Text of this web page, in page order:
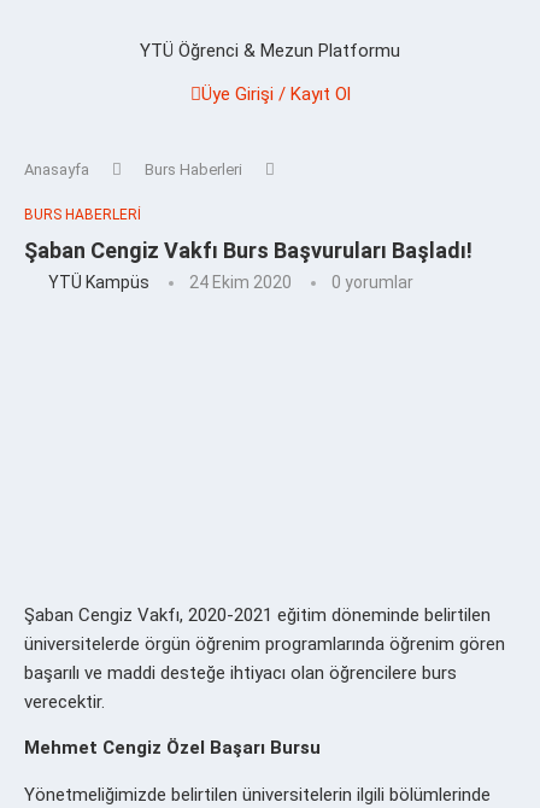
YTÜ Öğrenci & Mezun Platformu
Üye Girişi / Kayıt Ol
Anasayfa Burs Haberleri
BURS HABERLERI
Şaban Cengiz Vakfı Burs Başvuruları Başladı!
YTÜ Kampüs 24 Ekim 2020 0 yorumlar
Şaban Cengiz Vakfı, 2020-2021 eğitim döneminde belirtilen
üniversitelerde örgün öğrenim programlarında öğrenim gören
başarılı ve maddi desteğe ihtiyacı olan öğrencilere burs
verecektir.
Mehmet Cengiz Özel Başarı Bursu
Yönetmeliğimizde belirtilen üniversitelerin ilgili bölümlerinde